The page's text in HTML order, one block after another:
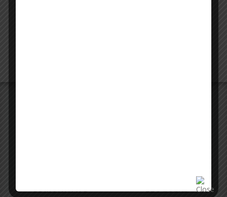
COMUNITATS LLOGUERS